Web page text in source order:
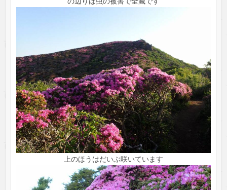
上のほうはだいぶ咲いています